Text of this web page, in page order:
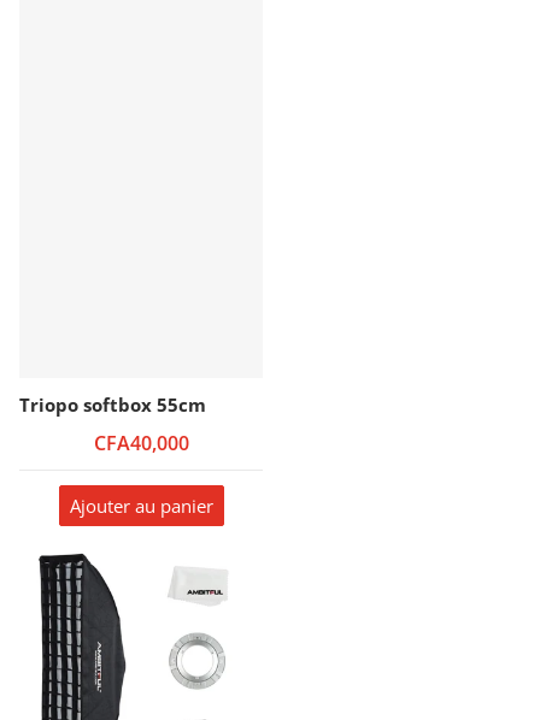
Triopo softbox 55cm
CFA40,000
Ajouter au panier